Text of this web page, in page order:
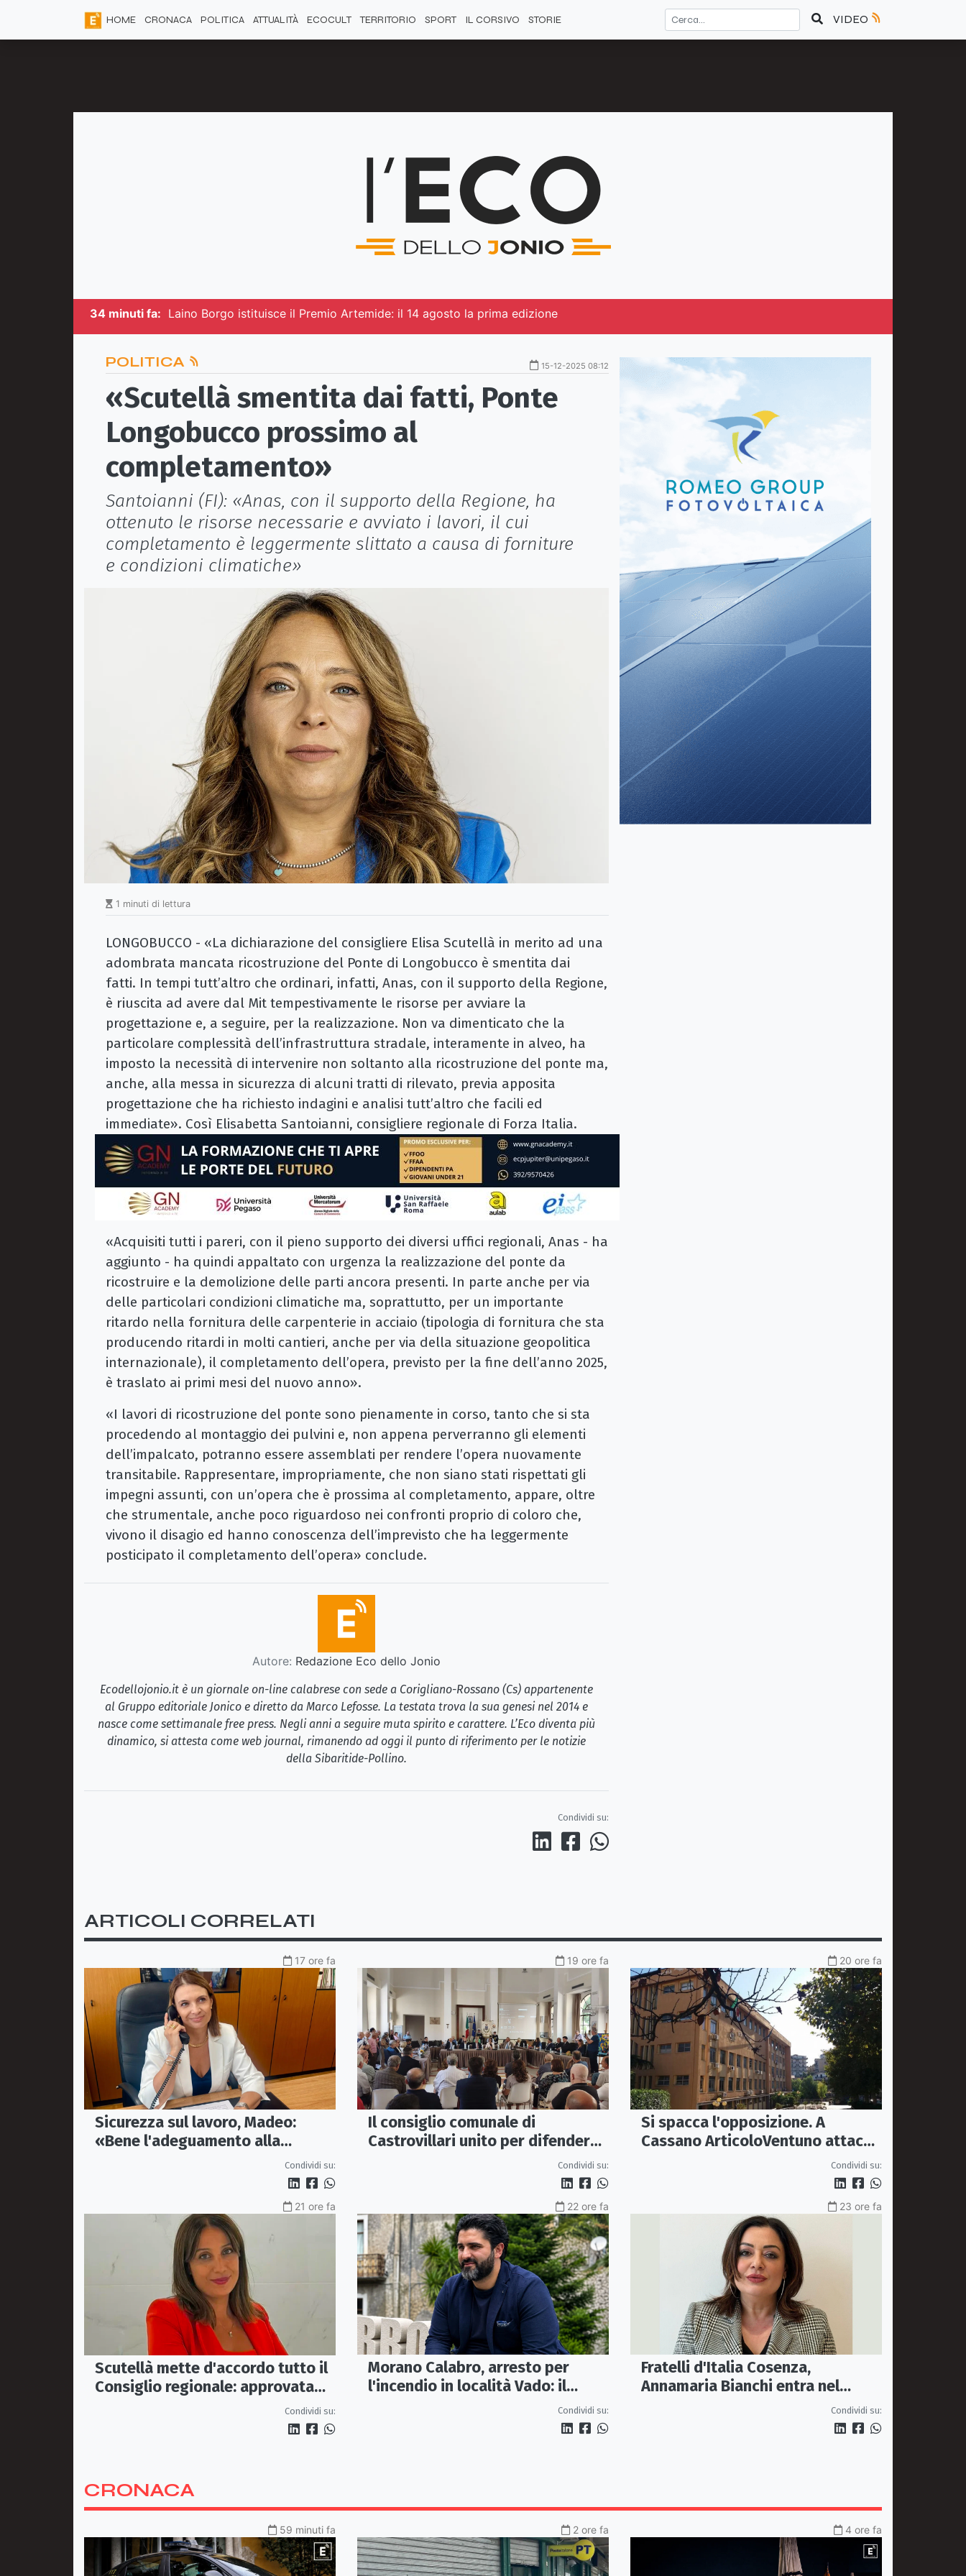
HOME CRONACA POLITICA ATTUALITÀ ECOCULT TERRITORIO SPORT IL CORSIVO STORIE VIDEO
34 minuti fa: Laino Borgo istituisce il Premio Artemide: il 14 agosto la prima edizione
POLITICA 15-12-2025 08:12
«Scutellà smentita dai fatti, Ponte
Longobucco prossimo al
completamento»
Santoianni (FI): «Anas, con il supporto della Regione, ha
ottenuto le risorse necessarie e avviato i lavori, il cui
completamento è leggermente slittato a causa di forniture
e condizioni climatiche»
1 minuti di lettura
LONGOBUCCO - «La dichiarazione del consigliere Elisa Scutellà in merito ad una
adombrata mancata ricostruzione del Ponte di Longobucco è smentita dai
fatti. In tempi tutt’altro che ordinari, infatti, Anas, con il supporto della Regione,
è riuscita ad avere dal Mit tempestivamente le risorse per avviare la
progettazione e, a seguire, per la realizzazione. Non va dimenticato che la
particolare complessità dell’infrastruttura stradale, interamente in alveo, ha
imposto la necessità di intervenire non soltanto alla ricostruzione del ponte ma,
anche, alla messa in sicurezza di alcuni tratti di rilevato, previa apposita
progettazione che ha richiesto indagini e analisi tutt’altro che facili ed
immediate». Così Elisabetta Santoianni, consigliere regionale di Forza Italia.
«Acquisiti tutti i pareri, con il pieno supporto dei diversi uffici regionali, Anas - ha
aggiunto - ha quindi appaltato con urgenza la realizzazione del ponte da
ricostruire e la demolizione delle parti ancora presenti. In parte anche per via
delle particolari condizioni climatiche ma, soprattutto, per un importante
ritardo nella fornitura delle carpenterie in acciaio (tipologia di fornitura che sta
producendo ritardi in molti cantieri, anche per via della situazione geopolitica
internazionale), il completamento dell’opera, previsto per la fine dell’anno 2025,
è traslato ai primi mesi del nuovo anno».
«I lavori di ricostruzione del ponte sono pienamente in corso, tanto che si sta
procedendo al montaggio dei pulvini e, non appena perverranno gli elementi
dell’impalcato, potranno essere assemblati per rendere l’opera nuovamente
transitabile. Rappresentare, impropriamente, che non siano stati rispettati gli
impegni assunti, con un’opera che è prossima al completamento, appare, oltre
che strumentale, anche poco riguardoso nei confronti proprio di coloro che,
vivono il disagio ed hanno conoscenza dell’imprevisto che ha leggermente
posticipato il completamento dell’opera» conclude.
Autore: Redazione Eco dello Jonio
Ecodellojonio.it è un giornale on-line calabrese con sede a Corigliano-Rossano (Cs) appartenente
al Gruppo editoriale Jonico e diretto da Marco Lefosse. La testata trova la sua genesi nel 2014 e
nasce come settimanale free press. Negli anni a seguire muta spirito e carattere. L’Eco diventa più
dinamico, si attesta come web journal, rimanendo ad oggi il punto di riferimento per le notizie
della Sibaritide-Pollino.
Condividi su:
ARTICOLI CORRELATI
17 ore fa
Sicurezza sul lavoro, Madeo:
«Bene l'adeguamento alla
normativa nazionale, servono più
Condividi su:
19 ore fa
Il consiglio comunale di
Castrovillari unito per difendere
Condividi su:
20 ore fa
Si spacca l'opposizione. A
Cassano ArticoloVentuno attacca
Avena e ne chiede le dimissioni
Condividi su:
21 ore fa
Scutellà mette d'accordo tutto il
Consiglio regionale: approvata
mozione per i treni Sibari-Paola
Condividi su:
22 ore fa
Morano Calabro, arresto per
l'incendio in località Vado: il
Condividi su:
23 ore fa
Fratelli d'Italia Cosenza,
Annamaria Bianchi entra nel
Coordinamento provincialeCondividi su:
CRONACA
59 minuti fa 2 ore fa 4 ore fa